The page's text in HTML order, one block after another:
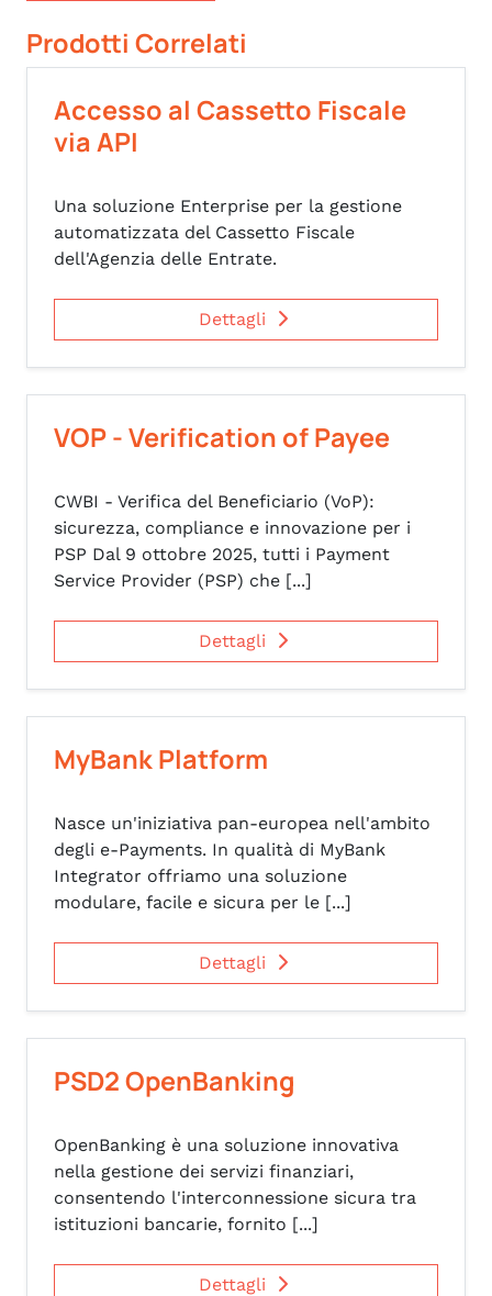
Prodotti Correlati
Accesso al Cassetto Fiscale
via API
Una soluzione Enterprise per la gestione
automatizzata del Cassetto Fiscale
dell'Agenzia delle Entrate.
Dettagli
VOP - Verification of Payee
CWBI - Verifica del Beneficiario (VoP):
sicurezza, compliance e innovazione per i
PSP Dal 9 ottobre 2025, tutti i Payment
Service Provider (PSP) che [...]
Dettagli
MyBank Platform
Nasce un'iniziativa pan-europea nell'ambito
degli e-Payments. In qualità di MyBank
Integrator offriamo una soluzione
modulare, facile e sicura per le [...]
Dettagli
PSD2 OpenBanking
OpenBanking è una soluzione innovativa
nella gestione dei servizi finanziari,
consentendo l'interconnessione sicura tra
istituzioni bancarie, fornito [...]
Dettagli